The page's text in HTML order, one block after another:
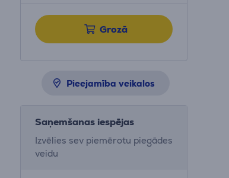
Grozā
Pieejamība veikalos
Saņemšanas iespējas
Izvēlies sev piemērotu piegādes
veidu